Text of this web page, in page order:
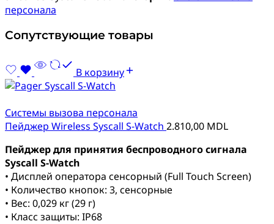
персонала
Сопутствующие товары
В корзину
Системы вызова персонала
Пейджер Wireless Syscall S-Watch 2.810,00 MDL
Пейджер для принятия беспроводного сигнала
Syscall S-Watch
• Дисплей оператора сенсорный (Full Touch Screen)
• Количество кнопок: 3, сенсорные
• Вес: 0,029 кг (29 г)
• Класс защиты: IP68